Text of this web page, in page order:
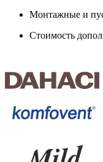
Монтажные и
Стоимость